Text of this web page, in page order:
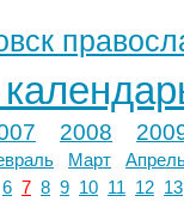
2008
Март
6 7 8 9 10 11 12 13